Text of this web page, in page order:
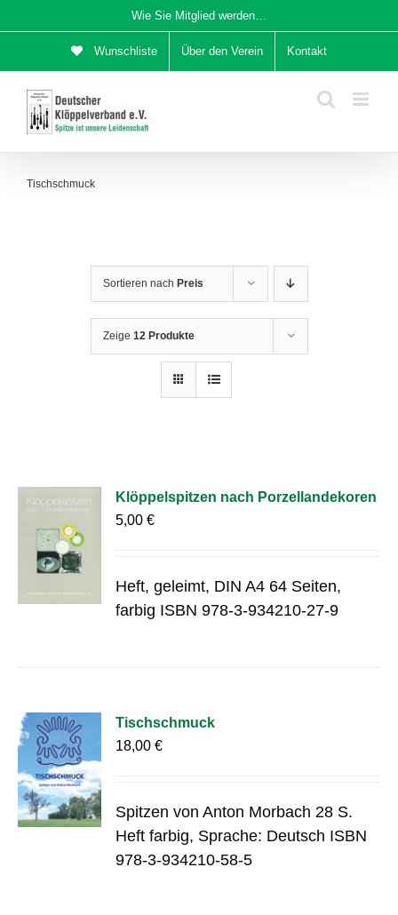
Inhalt
Wie Sie Mitglied werden…
Wunschliste Über den Verein Kontakt
Tischschmuck
Sortieren nach Preis
Zeige 12 Produkte
Klöppelspitzen nach Porzellandekoren
5,00€
Heft, geleimt, DIN A4 64 Seiten,
farbig ISBN 978-3-934210-27-9
Tischschmuck
18,00€
Spitzen von Anton Morbach 28 S.
Heft farbig, Sprache: Deutsch ISBN
978-3-934210-58-5